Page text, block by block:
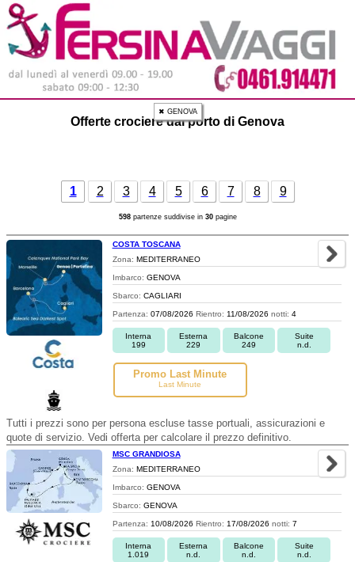
✖ GENOVA
Offerte crociere dal porto di Genova
1 2 3 4 5 6 7 8 9
598partenze suddivise in 30pagine
COSTA TOSCANA
Zona: MEDITERRANEO
Imbarco: GENOVA
Sbarco: CAGLIARI
Partenza: 07/08/2026 Rientro: 11/08/2026 notti: 4
Interna
199
Esterna
229
Balcone
249
Suite
n.d.
Promo Last Minute
Last Minute
Tutti i prezzi sono per persona escluse tasse portuali, assicurazioni e
quote di servizio. Vedi offerta per calcolare il prezzo definitivo.
MSC GRANDIOSA
Zona: MEDITERRANEO
Imbarco: GENOVA
Sbarco: GENOVA
Partenza: 10/08/2026 Rientro: 17/08/2026 notti: 7
Interna
1.019
Esterna
n.d.
Balcone
n.d.
Suite
n.d.